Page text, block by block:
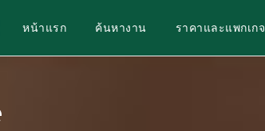
หน้าแรก ค้นหางาน ราคาและแพกเกจ